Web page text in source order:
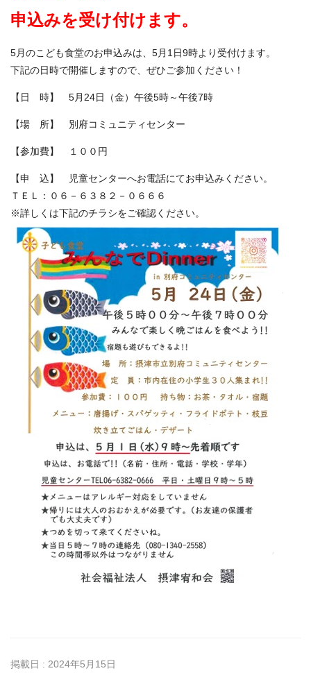
申込みを受け付けます。
5月のこども食堂のお申込みは、5月1日9時より受付けます。
下記の日時で開催しますので、ぜひご参加ください！
【日 時】 5月24日（金）午後5時～午後7時
【場 所】 別府コミュニティセンター
【参加費】 １００円
【申 込】 児童センターへお電話にてお申込みください。
ＴＥＬ：０６－６３８２－０６６６
※詳しくは下記のチラシをご確認ください。
掲載日 : 2024年5月15日